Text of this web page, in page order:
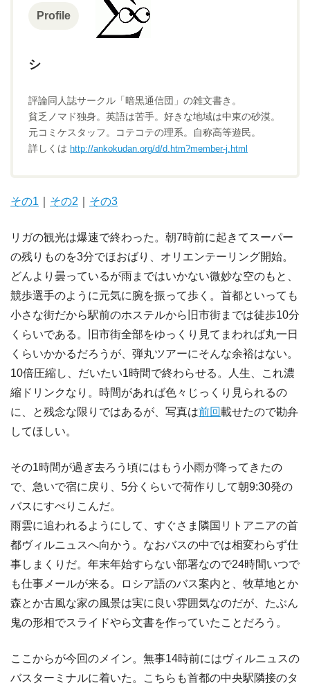
Profile
シ
評論同人誌サークル「暗黒通信団」の雑文書き。
貧乏ノマド独身。英語は苦手。好きな地域は中東の砂漠。
元コミケスタッフ。コテコテの理系。自称高等遊民。
詳しくは http://ankokudan.org/d/d.htm?member-j.html
その1 その2 その3
リガの観光は爆速で終わった。朝7時前に起きてスーパー
の残りものを3分でほおばり、オリエンテーリング開始。
どんより曇っているが雨まではいかない微妙な空のもと、
競歩選手のように元気に腕を振って歩く。首都といっても
小さな街だから駅前のホステルから旧市街までは徒歩10分
くらいである。旧市街全部をゆっくり見てまわれば丸一日
くらいかかるだろうが、弾丸ツアーにそんな余裕はない。
10倍圧縮し、だいたい1時間で終わらせる。人生、これ濃
縮ドリンクなり。時間があれば色々じっくり見られるの
に、と残念な限りではあるが、写真は前回載せたので勘弁
してほしい。
その1時間が過ぎ去ろう頃にはもう小雨が降ってきたの
で、急いで宿に戻り、5分くらいで荷作りして朝9:30発の
バスにすべりこんだ。
雨雲に追われるようにして、すぐさま隣国リトアニアの首
都ヴィルニュスへ向かう。なおバスの中では相変わらず仕
事しまくりだ。年末年始すらない部署なので24時間いつで
も仕事メールが来る。ロシア語のバス案内と、牧草地とか
森とか古風な家の風景は実に良い雰囲気なのだが、たぶん
鬼の形相でスライドやら文書を作っていたことだろう。
ここからが今回のメイン。無事14時前にはヴィルニュスの
バスターミナルに着いた。こちらも首都の中央駅隣接のタ